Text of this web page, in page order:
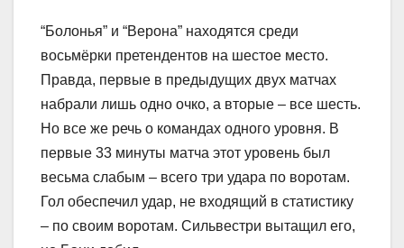
“Болонья” и “Верона” находятся среди
восьмёрки претендентов на шестое место.
Правда, первые в предыдущих двух матчах
набрали лишь одно очко, а вторые – все шесть.
Но все же речь о командах одного уровня. В
первые 33 минуты матча этот уровень был
весьма слабым – всего три удара по воротам.
Гол обеспечил удар, не входящий в статистику
– по своим воротам. Сильвестри вытащил его,